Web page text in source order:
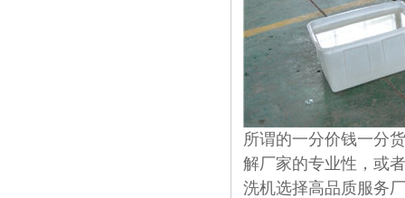
所谓的一分价钱一分
解厂家的专业性，或
洗机选择高品质服务